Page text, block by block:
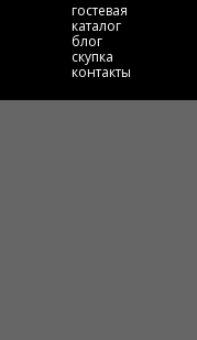
гостевая
каталог
блог
скупка
контакты